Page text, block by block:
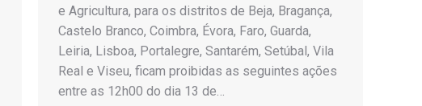
e Agricultura, para os distritos de Beja, Bragança,
Castelo Branco, Coimbra, Évora, Faro, Guarda,
Leiria, Lisboa, Portalegre, Santarém, Setúbal, Vila
Real e Viseu, ficam proibidas as seguintes ações
entre as 12h00 do dia 13 de…